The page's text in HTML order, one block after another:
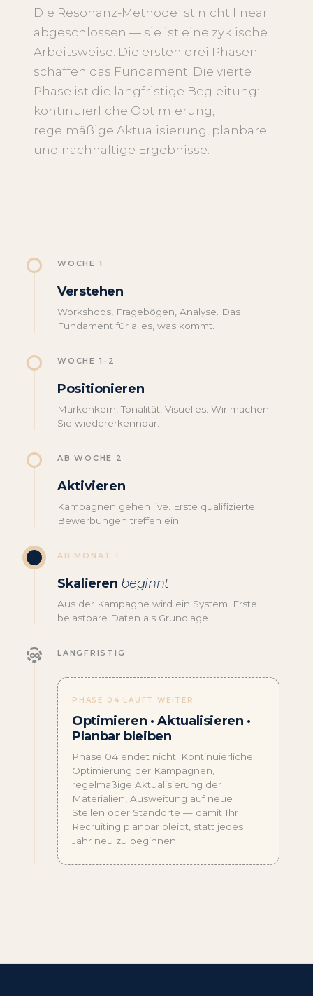
Die Resonanz-Methode ist nicht linear
abgeschlossen — sie ist eine zyklische
Arbeitsweise. Die ersten drei Phasen
schaffen das Fundament. Die vierte
Phase ist die langfristige Begleitung:
kontinuierliche Optimierung,
regelmäßige Aktualisierung, planbare
und nachhaltige Ergebnisse.
WOCHE 1
Verstehen
Workshops, Fragebögen, Analyse. Das
Fundament für alles, was kommt.
WOCHE 1–2
Positionieren
Markenkern, Tonalität, Visuelles. Wir machen
Sie wiedererkennbar.
AB WOCHE 2
Aktivieren
Kampagnen gehen live. Erste qualifizierte
Bewerbungen treffen ein.
AB MONAT 1
Skalieren beginnt
Aus der Kampagne wird ein System. Erste
belastbare Daten als Grundlage.
LANGFRISTIG
PHASE 04 LÄUFT WEITER
Optimieren · Aktualisieren ·
Planbar bleiben
Phase 04 endet nicht. Kontinuierliche
Optimierung der Kampagnen,
regelmäßige Aktualisierung der
Materialien, Ausweitung auf neue
Stellen oder Standorte — damit Ihr
Recruiting planbar bleibt, statt jedes
Jahr neu zu beginnen.